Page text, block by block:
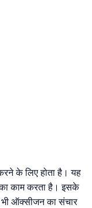
के लिए होता है। यह
का काम करता है। इसके
भी ऑक्सीजन का संचार